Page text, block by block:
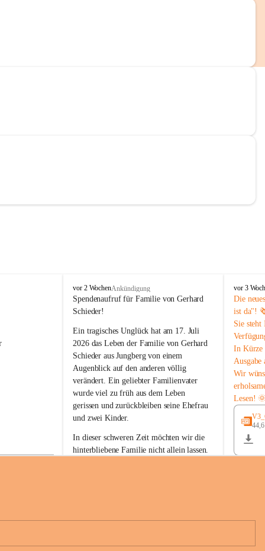
B
u
c
-
S
t
.
M
a
g
d
a
e
n
a
vor 2 WochenAnkündigung
Spendenaufruf für Familie von Gerhard
Schieder!
Ein tragisches Unglück hat am 17. Juli
2026 das Leben der Familie von Gerhard
Schieder aus Jungberg von einem
Augenblick auf den anderen völlig
verändert. Ein geliebter Familienvater
wurde viel zu früh aus dem Leben
gerissen und zurückbleiben seine Ehefrau
und zwei Kinder.
In dieser schweren Zeit möchten wir die
hinterbliebene Familie nicht allein lassen.
Unterstützung, ihre Hilfsbereitschaft und
B
u
c
h
-
S
t
.
M
a
g
d
n
a
vor 3
Die
ist da"!
Sie
In Kürze
Ausgabe
Wir
Lesen!